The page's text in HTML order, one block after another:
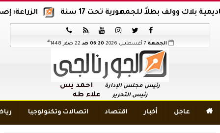
الزراعة: إصدار 12 ألف موافقة وتصريح بالمبيدات خلال 6 شهور وولف بطلاً للجمهورية تحت 17 سنة






الجمعة 06:20 صـ 22 صفر 1448 هـ
رئيس مجلس الإدارة أحمد يس
رئيس التحرير علاء طه
 عاجل أخبار اقتصاد اتصالات وتكنولوجيا